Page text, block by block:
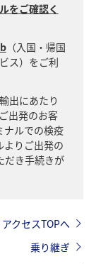
をご確認く
（入国・帰国
ス）をご利
出にあたり
出発のお客
ナルでの検疫
よりご出発の
だき手続きが
クセスTOPへ
乗り継ぎ